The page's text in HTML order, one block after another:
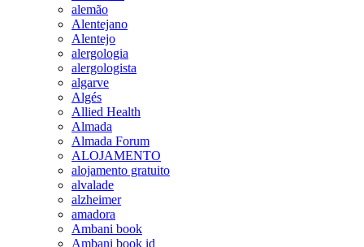
alemão
Alentejano
Alentejo
alergologia
alergologista
algarve
Algés
Allied Health
Almada
Almada Forum
ALOJAMENTO
alojamento gratuito
alvalade
alzheimer
amadora
Ambani book
Ambani book id